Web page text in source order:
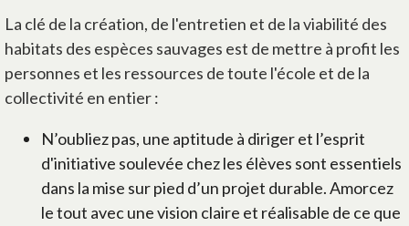
La clé de la création, de l'entretien et de la viabilité des
habitats des espèces sauvages est de mettre à profit les
personnes et les ressources de toute l'école et de la
collectivité en entier :
N’oubliez pas, une aptitude à diriger et l’esprit
d'initiative soulevée chez les élèves sont essentiels
dans la mise sur pied d’un projet durable. Amorcez
le tout avec une vision claire et réalisable de ce que